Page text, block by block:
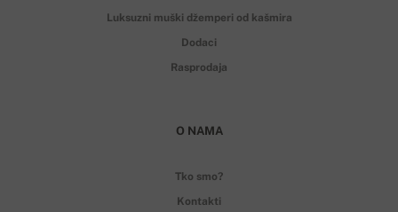
Luksuzni muški džemperi od kašmira
Dodaci
Rasprodaja
O NAMA
Tko smo?
Kontakti